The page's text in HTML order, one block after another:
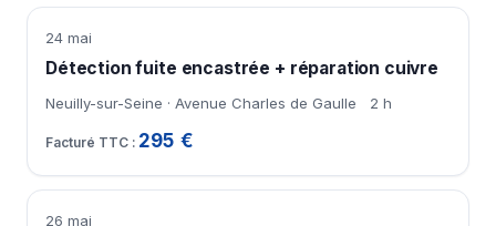
24 mai
Détection fuite encastrée + réparation cuivre
Neuilly-sur-Seine · Avenue Charles de Gaulle 2 h
295 €
26 mai